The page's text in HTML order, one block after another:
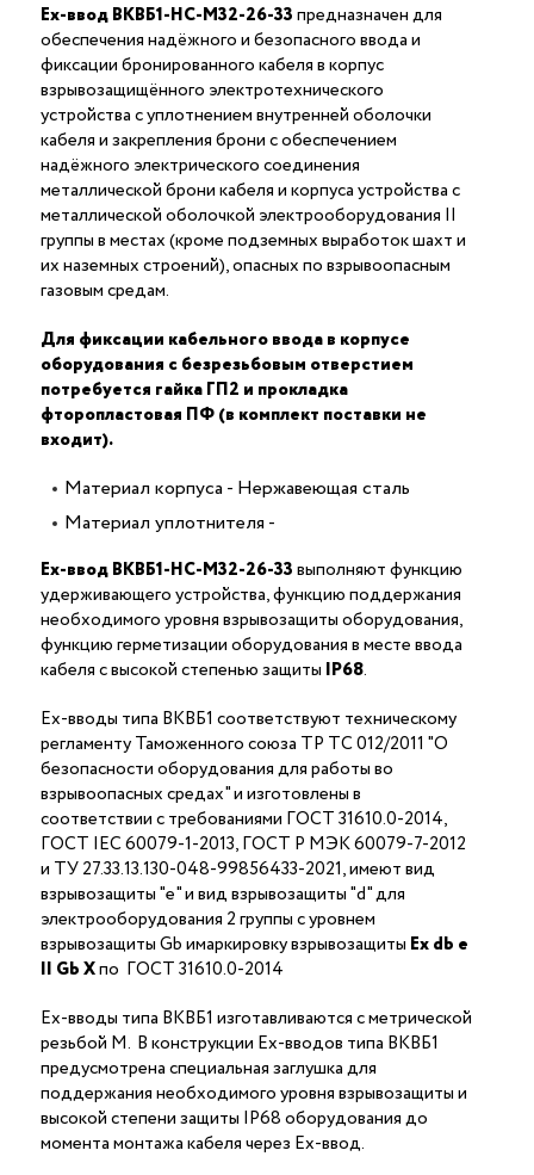
Ех-ввод ВКВБ1-НС-M32-26-33предназначен для
обеспечения надёжного и безопасного ввода и
фиксации бронированного кабеля в корпус
взрывозащищённого электротехнического
устройства с уплотнением внутренней оболочки
кабеля и закрепления брони с обеспечением
надёжного электрического соединения
металлической брони кабеля и корпуса устройства c
металлической оболочкой электрооборудования II
группы в местах (кроме подземных выработок шахт и
их наземных строений), опасных по взрывоопасным
газовым средам.
Для фиксации кабельного ввода в корпусе
оборудования с безрезьбовым отверстием
потребуется гайка ГП2 и прокладка
фторопластовая ПФ (в комплект поставки не
входит).
Материал корпуса - Нержавеющая сталь
Материал уплотнителя -
Ех-ввод ВКВБ1-НС-M32-26-33выполняют функцию
удерживающего устройства, функцию поддержания
необходимого уровня взрывозащиты оборудования,
функцию герметизации оборудования в месте ввода
кабеля с высокой степенью защиты IP68.
Ex-вводы типа ВКВБ1 соответствуют техническому
регламенту Таможенного союза ТР ТС 012/2011 "О
безопасности оборудования для работы во
взрывоопасных средах" и изготовлены в
соответствии с требованиями ГОСТ 31610.0-2014,
ГОСТ IEC 60079-1-2013, ГОСТ Р МЭК 60079-7-2012
и ТУ 27.33.13.130-048-99856433-2021, имеют вид
взрывозащиты "е" и вид взрывозащиты "d" для
электрооборудования 2 группы с уровнем
взрывозащиты Gb имаркировку взрывозащиты Ехdb е
II Gb Xпо ГОСТ 31610.0-2014
Ex-вводы типа ВКВБ1 изготавливаются с метрической
резьбой M. В конструкции Ex-вводов типа ВКВБ1
предусмотрена специальная заглушка для
поддержания необходимого уровня взрывозащиты и
высокой степени защиты IP68 оборудования до
момента монтажа кабеля через Ex-ввод.